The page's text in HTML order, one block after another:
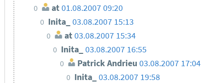
0 at 01.08.2007 09:20
0 Inita_ 03.08.2007 15:13
0 at03.08.2007 15:34
0 Inita_03.08.2007 16:55
0 Patrick Andrieu 03.08.2007 17:04
0 Inita_ 03.08.2007 19:58